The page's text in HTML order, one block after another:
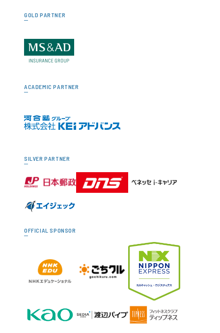
GOLD PARTNER
ACADEMIC PARTNER
SILVER PARTNER
OFFICIAL SPONSOR